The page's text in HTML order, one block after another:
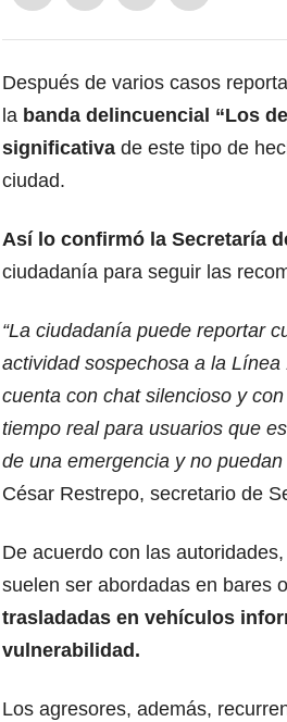
Después de varios casos
la banda delincuencial “Los
significativa de este tipo de
ciudad.
Así lo confirmó la Secretaría
ciudadanía para seguir las
“La ciudadanía puede reportar
actividad sospechosa a la Línea
cuenta con chat silencioso y
tiempo real para usuarios que
de una emergencia y no puedan
César Restrepo, secretario de
De acuerdo con las
suelen ser abordadas en bares
trasladadas en vehículos
vulnerabilidad.
Los agresores, además,